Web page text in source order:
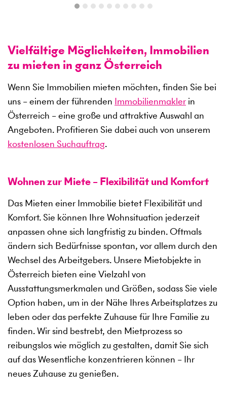
Vielfältige Möglichkeiten, Immobilien
zu mieten in ganz Österreich
Wenn Sie Immobilien mieten möchten, finden Sie bei
uns – einem der führenden Immobilienmakler in
Österreich – eine große und attraktive Auswahl an
Angeboten. Profitieren Sie dabei auch von unserem
kostenlosen Suchauftrag.
Wohnen zur Miete – Flexibilität und Komfort
Das Mieten einer Immobilie bietet Flexibilität und
Komfort. Sie können Ihre Wohnsituation jederzeit
anpassen ohne sich langfristig zu binden. Oftmals
ändern sich Bedürfnisse spontan, vor allem durch den
Wechsel des Arbeitgebers. Unsere Mietobjekte in
Österreich bieten eine Vielzahl von
Ausstattungsmerkmalen und Größen, sodass Sie viele
Option haben, um in der Nähe Ihres Arbeitsplatzes zu
leben oder das perfekte Zuhause für Ihre Familie zu
finden. Wir sind bestrebt, den Mietprozess so
reibungslos wie möglich zu gestalten, damit Sie sich
auf das Wesentliche konzentrieren können – Ihr
neues Zuhause zu genießen.